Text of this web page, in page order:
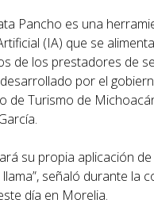
Pancho es una
(IA) que se
de los prestadores de
por el
de Turismo de
su propia aplicación
señaló durante la
día en Morelia.